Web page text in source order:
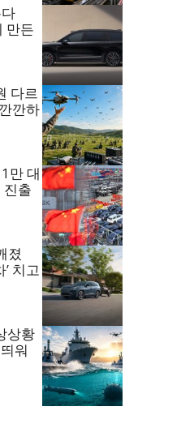
만든
다르
깐하
만 대
진출
졌
치고
상황
워